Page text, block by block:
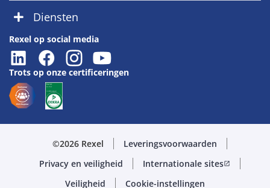
Diensten
Rexel op social media
Trots op onze certificeringen
©2026 Rexel
Leveringsvoorwaarden
Privacy en veiligheid
Internationale sitesopen_in_new
Veiligheid Cookie-instellingen